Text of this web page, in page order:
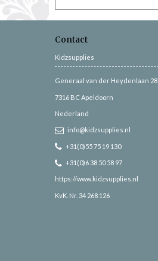
Contact
Kidzsupplies
Generaal van der Heydenlaan 28
7316 BC Apeldoorn
Nederland
info@kidzsupplies.nl
+31(0)55 75 19 130
+31(0)6 38 50 58 97
https://www.kidzsupplies.nl
KvK. Nr. 34 268 126